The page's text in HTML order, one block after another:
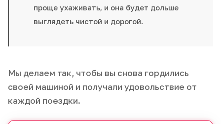
проще ухаживать, и она будет дольше
выглядеть чистой и дорогой.
Мы делаем так, чтобы вы снова гордились
своей машиной и получали удовольствие от
каждой поездки.